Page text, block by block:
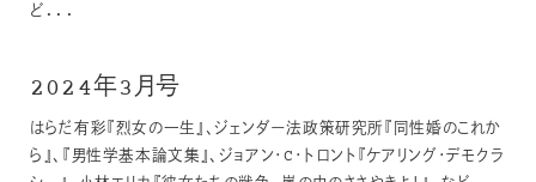
ど...
2024年3月号
はらだ有彩『烈女の一生』、ジェンダー法政策研究所『同性婚のこれか
ら』、『男性学基本論文集』、ジョアン・C・トロント『ケアリング・デモクラ